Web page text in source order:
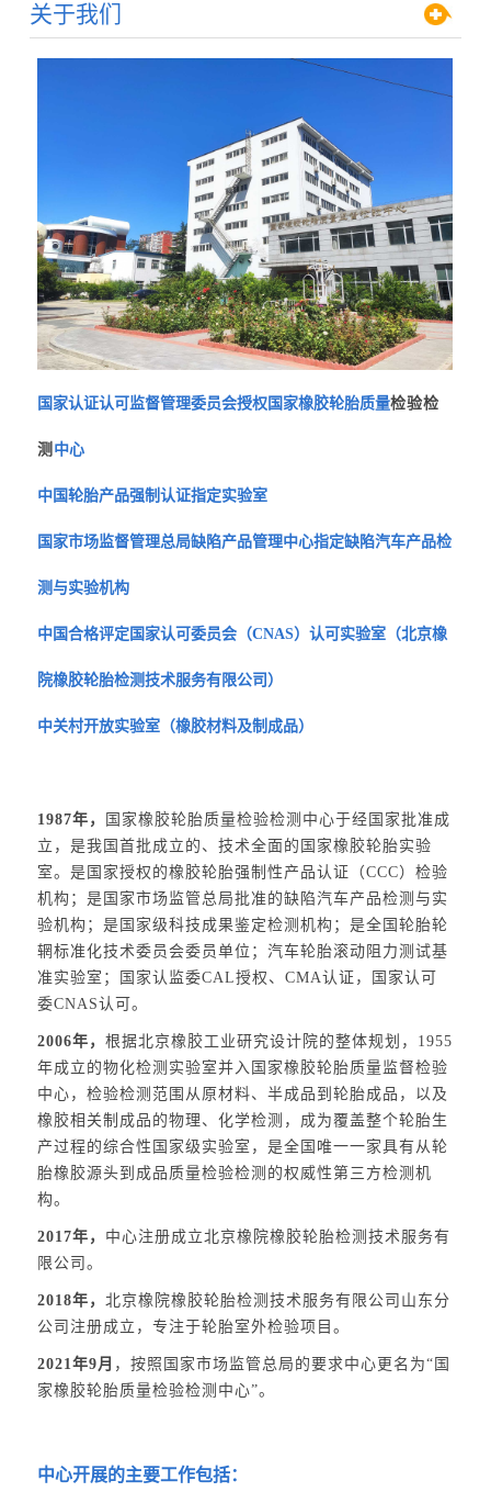
关于我们
国家认证认可监督管理委员会授权国家橡胶轮胎质量检验检
测 中心
中国轮胎产品强制认证指定实验室
国家市场监督管理总局缺陷产品管理中心指定缺陷汽车产品检
测与实验机构
中国合格评定国家认可委员会（CNAS）认可实验室（北京橡
院橡胶轮胎检测技术服务有限公司）
中关村开放实验室（橡胶材料及制成品）
1987年，
国家橡胶轮胎质量检验检测中心于经国家批准成
立，是我国首批成立的、技术全面的国家橡胶轮胎实验
室。是国家授权的橡胶轮胎强制性产品认证（CCC）检验
机构；是国家市场监管总局批准的缺陷汽车产品检测与实
验机构；是国家级科技成果鉴定检测机构；是全国轮胎轮
辋标准化技术委员会委员单位；汽车轮胎滚动阻力测试基
准实验室；国家认监委CAL授权、CMA认证，国家认可
委CNAS认可。
2006年，根据北京橡胶工业研究设计院的整体规划，1955
年成立的物化检测实验室并入国家橡胶轮胎质量监督检验
中心，检验检测范围从原材料、半成品到轮胎成品，以及
橡胶相关制成品的物理、化学检测，成为覆盖整个轮胎生
产过程的综合性国家级实验室，是全国唯一一家具有从轮
胎橡胶源头到成品质量检验检测的权威性第三方检测机
构。
2017年， 中心注册成立北京橡院橡胶轮胎检测技术服务有
限公司。
2018年，北京橡院橡胶轮胎检测技术服务有限公司山东分
公司注册成立，专注于轮胎室外检验项目。
2021年9月 ，按照国家市场监管总局的要求中心更名为“国
家橡胶轮胎质量检验检测中心”。
中心开展的主要工作包括：